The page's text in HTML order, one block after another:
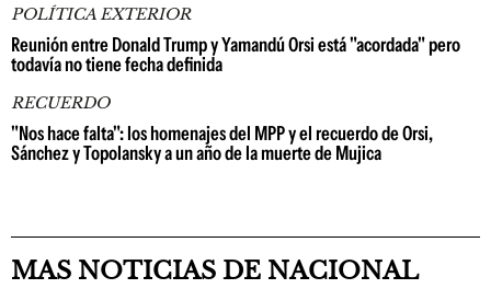
POLÍTICA EXTERIOR
Reunión entre Donald Trump y Yamandú Orsi está "acordada" pero
todavía no tiene fecha definida
RECUERDO
"Nos hace falta": los homenajes del MPP y el recuerdo de Orsi,
Sánchez y Topolansky a un año de la muerte de Mujica
MAS NOTICIAS DE NACIONAL